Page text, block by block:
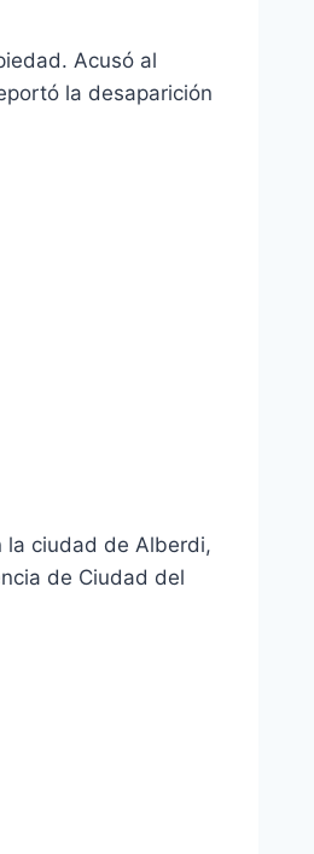
Acusó al
la desaparición
la ciudad de Alberdi,
de Ciudad del